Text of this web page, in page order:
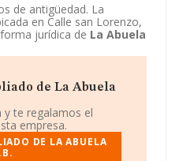
de antigüedad. La
en Calle san Lorenzo,
jurídica de La Abuela
de La Abuela
y te regalamos el
empresa.
DE LA ABUELA